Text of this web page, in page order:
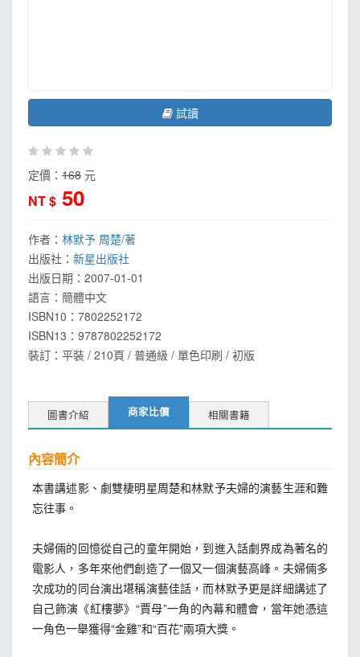
試讀
定價： 168 元
NT $ 50
作者： 林默予 周楚/著
出版社： 新星出版社
出版日期： 2007-01-01
語言： 簡體中文
ISBN10：7802252172
ISBN13： 9787802252172
裝訂：平裝 / 210頁 / 普通級 / 單色印刷 / 初版
圖書介紹 商家比價 相關書籍
內容簡介
本書講述影、劇雙棲明星周楚和林默予夫婦的演藝生涯和難
忘往事。
夫婦倆的回憶從自己的童年開始，到進入話劇界成為著名的
電影人，多年來他們創造了一個又一個演藝高峰。夫婦倆多
次成功的同台演出堪稱演藝佳話，而林默予更是詳細講述了
自己飾演《紅樓夢》“賈母”一角的內幕和體會，當年她憑這
一角色一舉獲得“金雞”和“百花”兩項大獎。